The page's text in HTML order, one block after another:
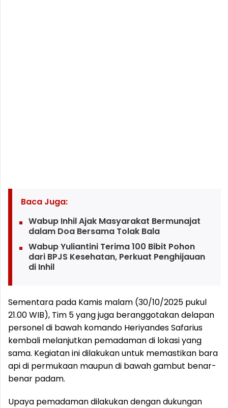
Baca Juga:
Wabup Inhil Ajak Masyarakat Bermunajat
dalam Doa Bersama Tolak Bala
Wabup Yuliantini Terima 100 Bibit Pohon
dari BPJS Kesehatan, Perkuat Penghijauan
di Inhil
Sementara pada Kamis malam (30/10/2025 pukul
21.00 WIB), Tim 5 yang juga beranggotakan delapan
personel di bawah komando Heriyandes Safarius
kembali melanjutkan pemadaman di lokasi yang
sama. Kegiatan ini dilakukan untuk memastikan bara
api di permukaan maupun di bawah gambut benar-
benar padam.
Upaya pemadaman dilakukan dengan dukungan